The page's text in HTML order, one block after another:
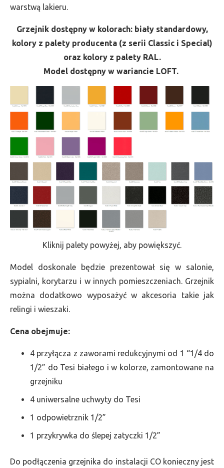
warstwą lakieru.
Grzejnik dostępny w kolorach: biały standardowy,
kolory z palety producenta (z serii Classic i Special)
oraz kolory z palety RAL.
Model dostępny w wariancie LOFT.
Kliknij palety powyżej, aby powiększyć.
Model doskonale będzie prezentował się w salonie,
sypialni, korytarzu i w innych pomieszczeniach. Grzejnik
można dodatkowo wyposażyć w akcesoria takie jak
relingi i wieszaki.
Cena obejmuje:
4 przyłącza z zaworami redukcyjnymi od 1 “1/4 do
1/2” do Tesi białego i w kolorze, zamontowane na
grzejniku
4 uniwersalne uchwyty do Tesi
1 odpowietrznik 1/2”
1 przykrywka do ślepej zatyczki 1/2”
Do podłączenia grzejnika do instalacji CO konieczny jest